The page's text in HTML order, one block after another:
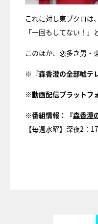
これに対し東ブクロは
「一回もしてない！」
このほか、恋多き男・
※『森香澄の全部嘘テ
※動画配信プラットフ
※番組情報：『森香澄
【毎週水曜】深夜2：